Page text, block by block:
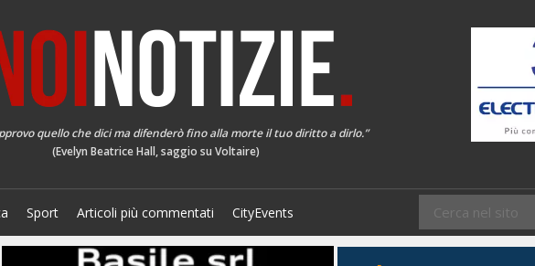
quello che dici ma difenderò fino alla morte il tuo diritto a dirlo.”
(Evelyn Beatrice Hall, saggio su Voltaire)
Sport Articoli più commentati CityEvents